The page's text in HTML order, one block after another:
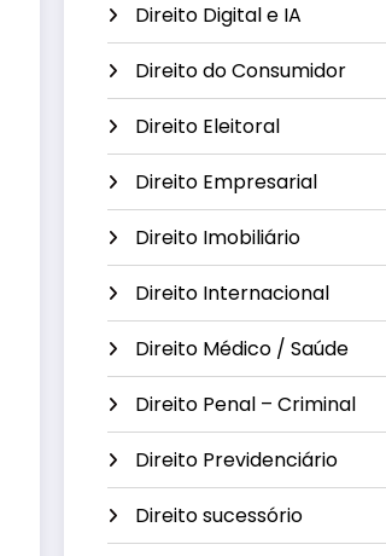
Direito Digital e IA
Direito do Consumidor
Direito Eleitoral
Direito Empresarial
Direito Imobiliário
Direito Internacional
Direito Médico / Saúde
Direito Penal – Criminal
Direito Previdenciário
Direito sucessório